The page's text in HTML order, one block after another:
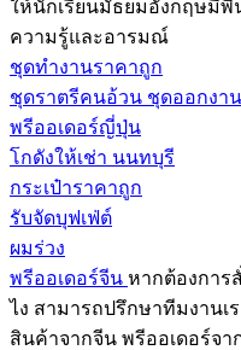
ให้นักเรียนมัธยมอังกฤษมี
ความรู้และอารมณ์
ชุดทำงานราคาถูก
ชุดราตรีคนอ้วน ชุดออกงา
พรีออเดอร์ญี่ปุ่น
โกดังให้เช่า นนทบุรี
กระเป๋าราคาถูก
รับจัดบุฟเฟ่ต์
ผมร่วง
พรีออเดอร์จีน หากต้องการ
ไง สามารถปรึกษาทีมงานเ
สินค้าจากจีน พรีออเดอร์จา